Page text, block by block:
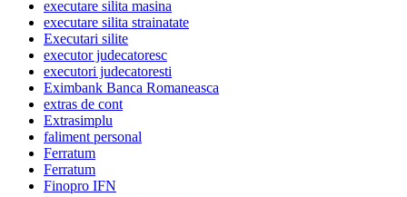
executare silita masina
executare silita strainatate
Executari silite
executor judecatoresc
executori judecatoresti
Eximbank Banca Romaneasca
extras de cont
Extrasimplu
faliment personal
Ferratum
Ferratum
Finopro IFN